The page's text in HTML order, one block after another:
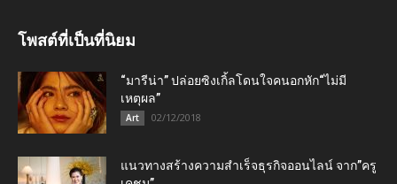
โพสต์ที่เป็นที่นิยม
“มารีน่า” ปล่อยซิงเกิ้ลโดนใจคนอกหัก“ไม่มี
เหตุผล”
Art 02/12/2018
แนวทางสร้างความสำเร็จธุรกิจออนไลน์ จาก”ครู